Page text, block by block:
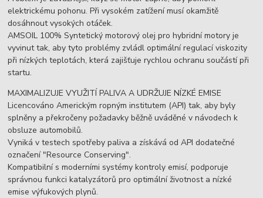
elektrickému pohonu. Při vysokém zatížení musí okamžitě
dosáhnout vysokých otáček.
AMSOIL 100% Syntetický motorový olej pro hybridní motory je
vyvinut tak, aby tyto problémy zvládl optimální regulací viskozity
při nízkých teplotách, která zajišťuje rychlou ochranu součástí při
startu.
MAXIMALIZUJE VYUŽITÍ PALIVA A UDRŽUJE NÍZKÉ EMISE
Licencováno Americkým ropným institutem (API) tak, aby byly
splněny a překročeny požadavky běžně uváděné v návodech k
obsluze automobilů.
Vyniká v testech spotřeby paliva a získává od API dodatečné
označení "Resource Conserving".
Kompatibilní s moderními systémy kontroly emisí, podporuje
správnou funkci katalyzátorů pro optimální životnost a nízké
emise výfukových plynů.